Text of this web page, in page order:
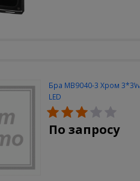
Бра MB9040-3 Хром 3*3W
LED
По запросу